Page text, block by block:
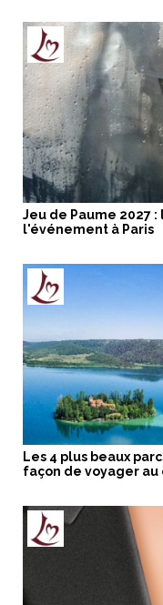
Jeu de Paume 2027
l'événement à Paris
Les 4 plus beaux
façon de voyager